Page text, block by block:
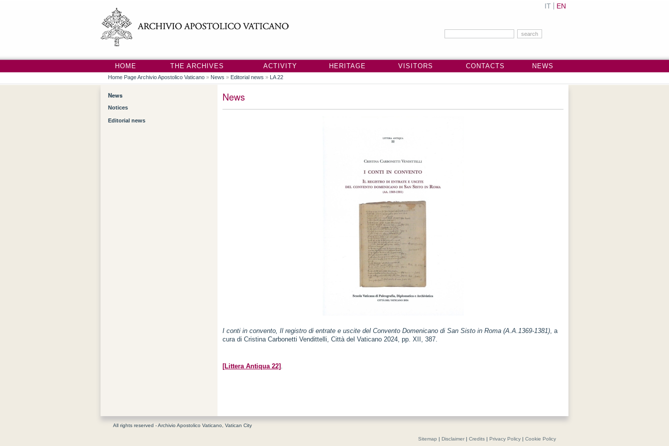
IT EN
HOME THE ARCHIVES ACTIVITY HERITAGE VISITORS CONTACTS NEWS
Home Page Archivio Apostolico Vaticano » News » Editorial news » LA 22
News
Notices
Editorial news
News
I conti in convento, Il registro di entrate e uscite del Convento Domenicano di San Sisto in Roma (A.A.1369-1381), a
cura di Cristina Carbonetti Vendittelli, Città del Vaticano 2024, pp. XII, 387.
[Littera Antiqua 22] .
All rights reserved - Archivio Apostolico Vaticano, Vatican City
Sitemap | Disclaimer | Credits | Privacy Policy | Cookie Policy